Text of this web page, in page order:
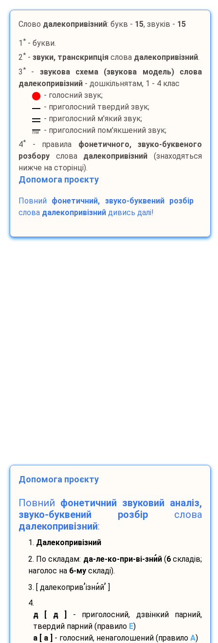
Слово далекопривізний: букв - 15, звуків - 15
1 * - букви.
2* - звуки, транскрипція слова далекопривізний.
3* - звукова схема (звукова модель) слова
далекопривізний - дошкільнятам, 1 - 4 клас
- голосний звук;
- приголосний твердий звук;
- приголосний м'який звук;
пм
- приголосний пом'якшений звук;
4* - правила фонетичного, звуко-буквеного
розбору слова далекопривізний (знаходяться
нижче на сторінці).
Допомога проєкту
Повний фонетичний, звуко-буквений розбір
слова далекопривізний дивись далі!
Допомога проєкту
Повний фонетичний звуковий аналіз,
звуко-буквений розбір слова
далекопривізний:
1. Далекопривізний
2. По складам: да-ле-ко-при-ві-зний(6складів;
наголос на 6-му складі).
3. [ далекоприв’ізний’
4.
д [ д ]
- приголосний, дзвінкий парний,
твердий парний (правило E)
а [ а ]
- голосний, ненаголошений (правило A)